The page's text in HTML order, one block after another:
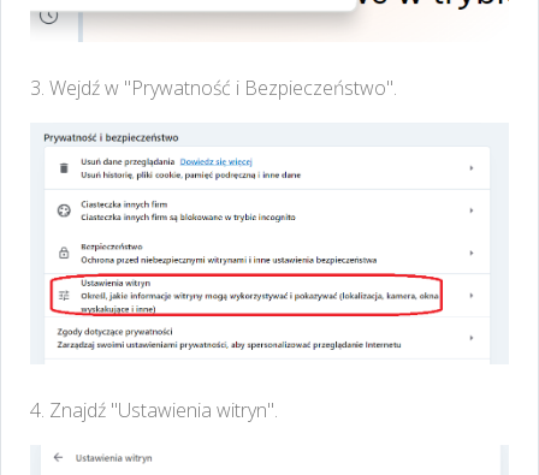
3. Wejdź w "Prywatność i Bezpieczeństwo".
4. Znajdź "Ustawienia witryn".